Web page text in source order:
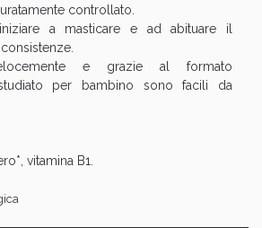
controllato.
a masticare e ad abituare il
e grazie al formato
per bambino sono facili da
vitamina B1.Sconti fino al 45% oggi!